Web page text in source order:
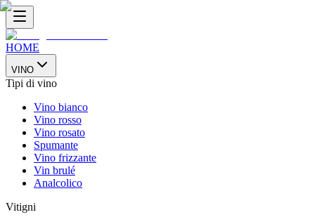
HOME
VINO
Tipi di vino
Vino bianco
Vino rosso
Vino rosato
Spumante
Vino frizzante
Vin brulé
Analcolico
Vitigni